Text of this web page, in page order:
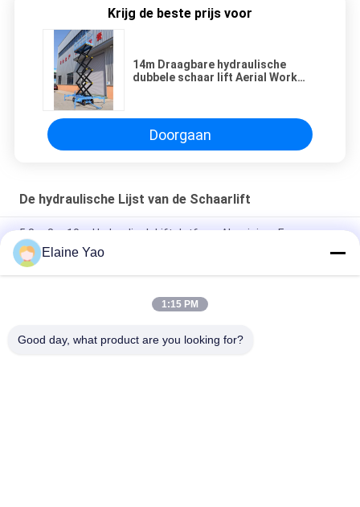
Krijg de beste prijs voor
14m Draagbare hydraulische
dubbele schaar lift Aerial Work
Doorgaan
De hydraulische Lijst van de Schaarlift
5.8m 8m 10m Hydraulisch Liftplatform Aluminium Frame
Luchtwerkplatform
Werkplatform met dubbele masten 8 meter verticale lift
Draagbaar 8-14 m elektrisch zelfrijdend mobiel
Elaine Yao
1:15 PM
Good day, what product are you looking for?